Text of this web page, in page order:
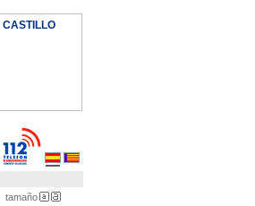
CASTILLO
tamaño